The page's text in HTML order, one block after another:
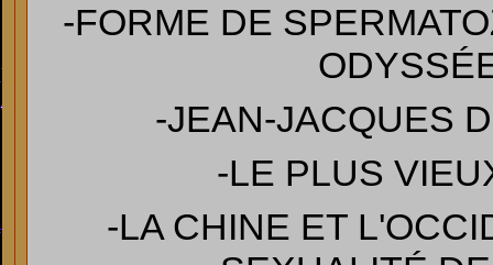
-FORME DE
-JEAN-JACQUES
-LE PLUS
-LA CHINE ET